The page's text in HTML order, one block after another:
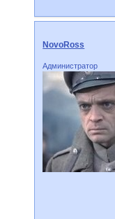
NovoRoss
Администратор